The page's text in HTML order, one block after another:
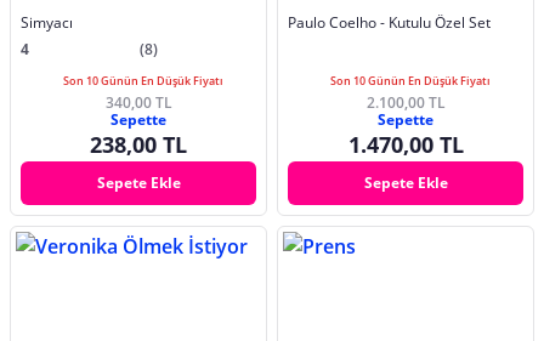
Simyacı
4
(8)
Son 10 Günün En Düşük Fiyatı
340,00 TL
Sepette
238,00 TL
Sepete Ekle
Paulo Coelho - Kutulu Özel Set
Son 10 Günün En Düşük Fiyatı
2.100,00 TL
Sepette
1.470,00 TL
Sepete Ekle